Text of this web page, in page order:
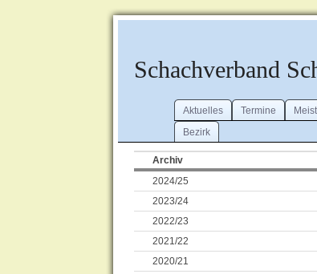
Schachverband
Aktuelles Termine
Bezirk
Archiv
2024/25
2023/24
2022/23
2021/22
2020/21